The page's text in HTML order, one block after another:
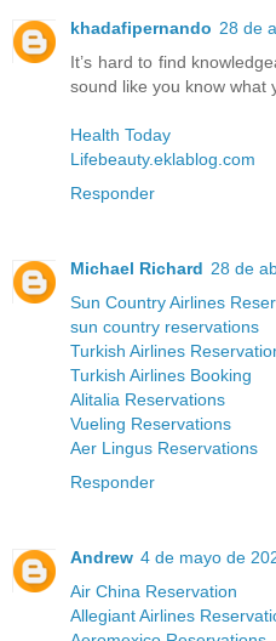
khadafipernando 28 de
It’s hard to find
sound like you know what
Health Today
Lifebeauty.eklablog.com
Responder
Michael Richard 28 de
Sun Country Airlines
sun country reservations
Turkish Airlines
Turkish Airlines Booking
Alitalia Reservations
Vueling Reservations
Aer Lingus Reservations
Responder
Andrew 4 de mayo de
Air China Reservation
Allegiant Airlines